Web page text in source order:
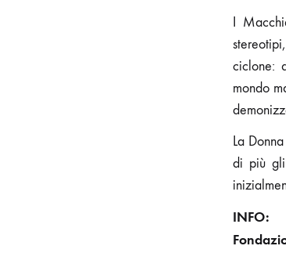
I
ciclone:
mondo
La
di più gli
INFO: